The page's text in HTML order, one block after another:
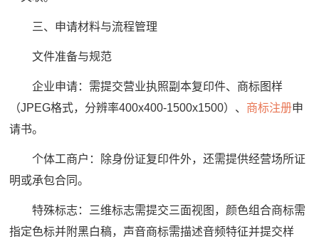
三、申请材料与流程管理
文件准备与规范
企业申请：需提交营业执照副本复印件、商标图样
（JPEG格式，分辨率400x400-1500x1500）、 商标注册申
请书。
个体工商户：除身份证复印件外，还需提供经营场所证
明或承包合同。
特殊标志：三维标志需提交三面视图，颜色组合商标需
指定色标并附黑白稿，声音商标需描述音频特征并提交样